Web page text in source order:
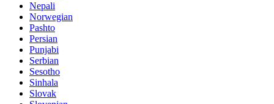
Nepali
Norwegian
Pashto
Persian
Punjabi
Serbian
Sesotho
Sinhala
Slovak